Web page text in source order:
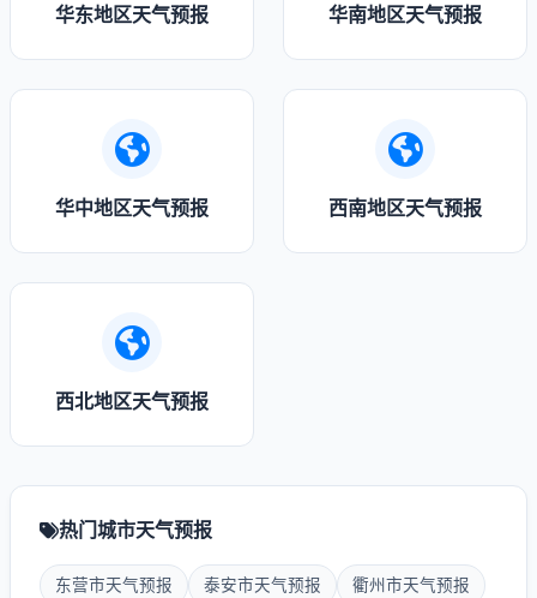
华东地区天气预报 华南地区天气预报
华中地区天气预报 西南地区天气预报
西北地区天气预报
热门城市天气预报
东营市天气预报 泰安市天气预报 衢州市天气预报